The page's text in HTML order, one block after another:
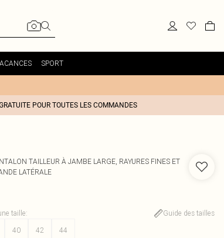
SPORT
POUR TOUTES LES COMMANDES
TAILLEUR À JAMBE LARGE, RAYURES FINES ET
LATÉRALE
taille:
Guide des tailles
40 42 44